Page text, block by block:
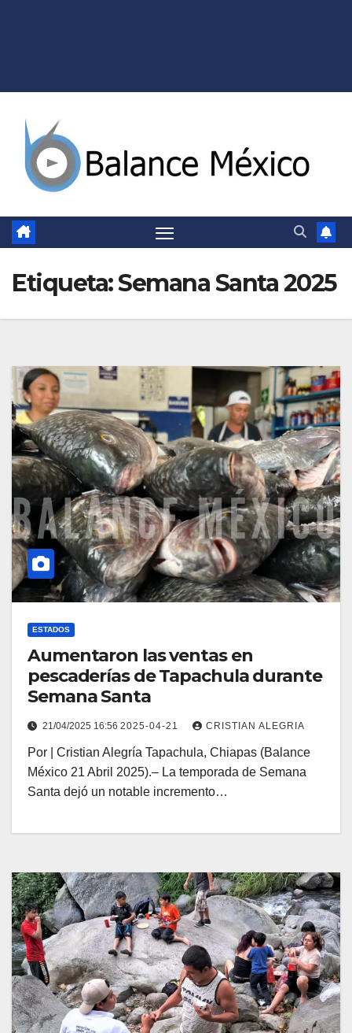
Etiqueta:Semana Santa 2025
ESTADOS
Aumentaron las ventas en
pescaderías de Tapachula durante
Semana Santa
21/04/2025 16:56 2025-04-21 CRISTIAN ALEGRIA
Por | Cristian Alegría Tapachula, Chiapas (Balance
México 21 Abril 2025).– La temporada de Semana
Santa dejó un notable incremento…